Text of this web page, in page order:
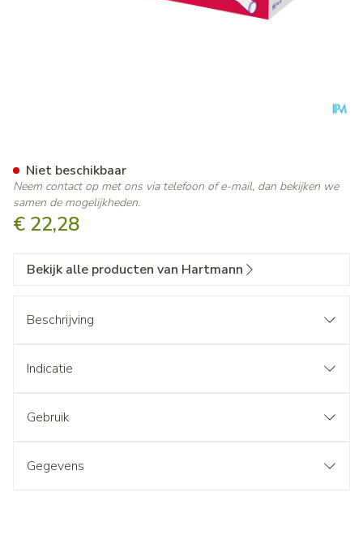
€ 22,28
Niet beschikbaar
Neem contact op met ons via telefoon of e-mail, dan bekijken we
samen de mogelijkheden.
Bekijk alle producten van Hartmann
Beschrijving
Indicatie
Gebruik
Gegevens